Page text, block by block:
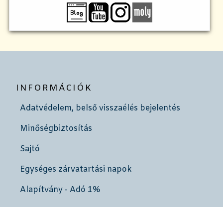
INFORMÁCIÓK
Adatvédelem, belső visszaélés bejelentés
Minőségbiztosítás
Sajtó
Egységes zárvatartási napok
Alapítvány - Adó 1%